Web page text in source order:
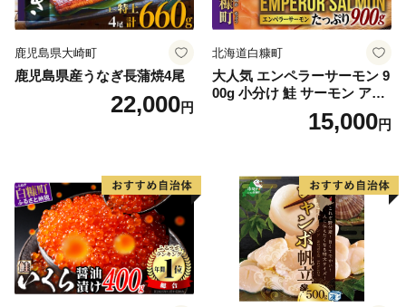
鹿児島県大崎町
鹿児島県産うなぎ長蒲焼4尾
22,000円
北海道白糠町
大人気 エンペラーサーモン 9
00g 小分け 鮭 サーモン アト
ランティックサーモン 水産
庁長官賞 受賞 さけ シャケ し
満足 美味しい 贈答 生食用 刺
身 お刺身 刺し身 魚介類 海鮮
冷凍 厚切り 薄切り ふるさと
納税 ふるさとチョイス チョ
イス 北海道 白糠町
15,000円